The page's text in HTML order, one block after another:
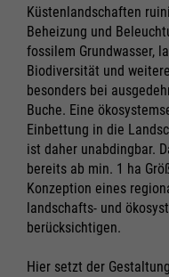
Küstenlandschaften
Beheizung und
fossilem Grundwasser,
Biodiversität und
besonders bei
Buche. Eine
Einbettung in die
ist daher unabdingbar.
bereits ab min. 1 ha
Konzeption eines
landschafts- und
berücksichtigen.
Hier setzt der